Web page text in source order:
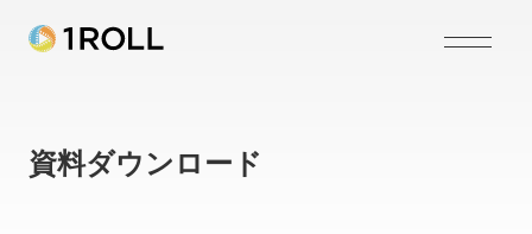
資料ダウンロード